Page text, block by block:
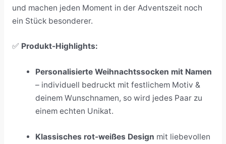
und machen jeden Moment in der Adventszeit noch
ein Stück besonderer.
✅ Produkt-Highlights:
Personalisierte Weihnachtssocken mit Namen
– individuell bedruckt mit festlichem Motiv &
deinem Wunschnamen, so wird jedes Paar zu
einem echten Unikat.
Klassisches rot-weißes Design mit liebevollen